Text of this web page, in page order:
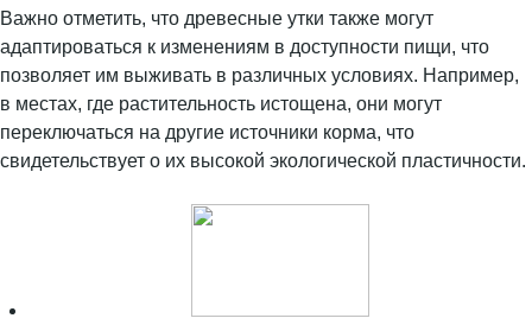
Важно отметить, что древесные утки также могут
адаптироваться к изменениям в доступности пищи, что
позволяет им выживать в различных условиях. Например,
в местах, где растительность истощена, они могут
переключаться на другие источники корма, что
свидетельствует о их высокой экологической пластичности.